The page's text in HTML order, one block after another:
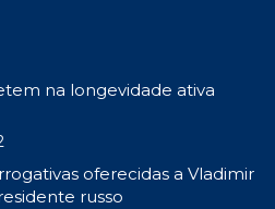
na longevidade ativa
oferecidas a Vladimir
russo